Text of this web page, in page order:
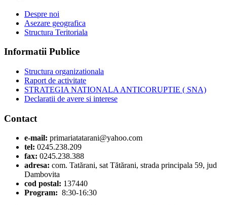
Despre noi
Asezare geografica
Structura Teritoriala
Informatii Publice
Structura organizationala
Raport de activitate
STRATEGIA NATIONALA ANTICORUPTIE ( SNA)
Declaratii de avere si interese
Contact
e-mail: primariatatarani@yahoo.com
tel: 0245.238.209
fax: 0245.238.388
adresa: com. Tatărani, sat Tătărani, strada principala 59, jud
Dambovita
cod postal: 137440
Program: 8:30-16:30